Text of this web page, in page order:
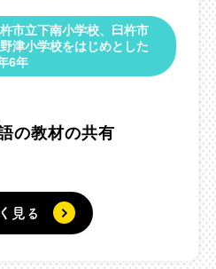
市立下南小学校、臼杵市
津小学校をはじめとした
6年
の教材の共有
見る